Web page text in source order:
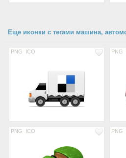
Еще иконки с тегами машина,
PNG ICO PNG
PNG ICO PNG